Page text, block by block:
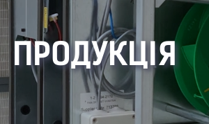
ПРОДУКЦІЯ